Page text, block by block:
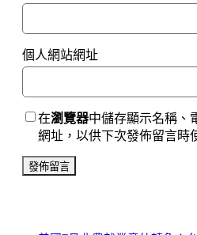
個人網站網址
在瀏覽器中儲存顯示名稱、
網址，以供下次發佈留言時